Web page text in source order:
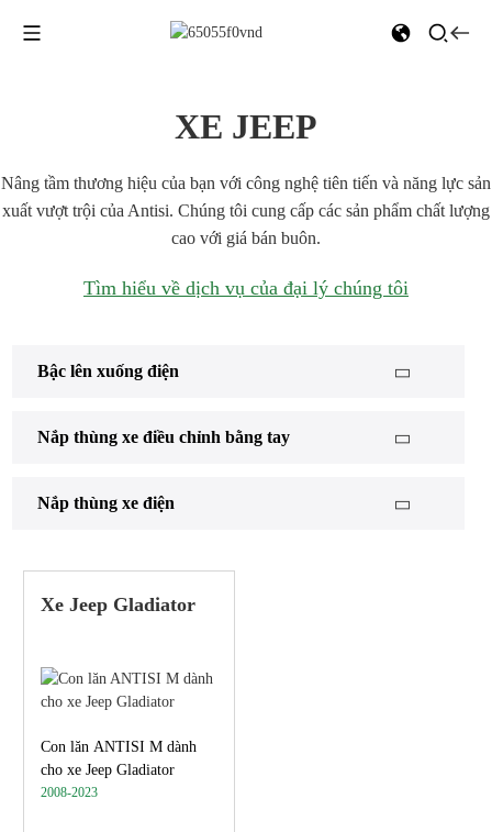
XE JEEP
Nâng tầm thương hiệu của bạn với công nghệ tiên tiến và năng lực sản
xuất vượt trội của Antisi. Chúng tôi cung cấp các sản phẩm chất lượng
cao với giá bán buôn.
Tìm hiểu về dịch vụ của đại lý chúng tôi
Bậc lên xuống điện
Nắp thùng xe điều chỉnh bằng tay
Nắp thùng xe điện
Xe Jeep Gladiator
Con lăn ANTISI M dành
cho xe Jeep Gladiator
2008-2023